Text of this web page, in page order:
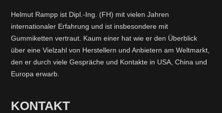
Helmut Rampp ist Dipl.-Ing. (FH) mit vielen Jahren
internationaler Erfahrung und ist insbesondere mit
Gummiketten vertraut. Kaum einer hat wie er den Überblick
über eine Vielzahl von Herstellern und Anbietern am Weltmarkt,
den er durch viele Gespräche und Kontakte in USA, China und
Europa erwarb.
KONTAKT